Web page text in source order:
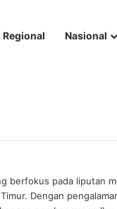
Regional Nasional
berfokus pada liputan
Dengan